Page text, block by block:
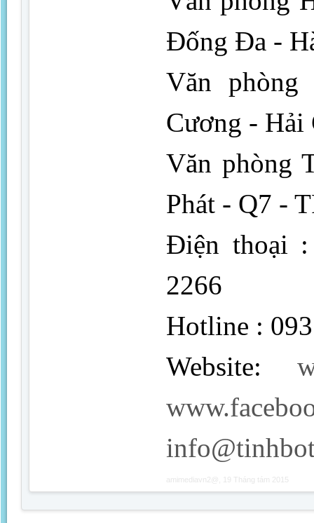
Đống Đa -
Văn
Cương - Hải
Văn phòng
Phát - Q7 -
Điện thoại :
2266
Hotline :
Website:
amimediavn2@ 19 Tháng tám 2015